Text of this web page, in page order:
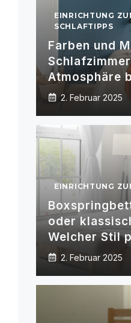
EINRICHTUNG
SCHLAFTIPPS
Farben und
Atmosphäre
2. Februar 2025
EINRICHTUNG
oder
Welcher Stil
2. Februar 2025